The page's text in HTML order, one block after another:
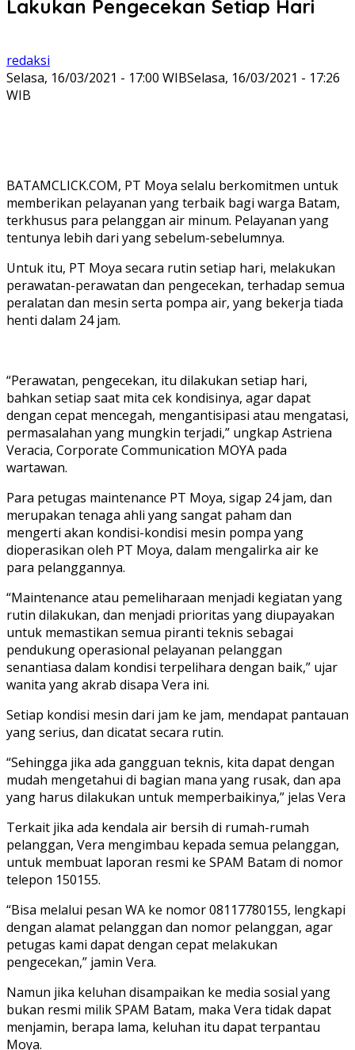
Lakukan Pengecekan Setiap Hari
redaksi
Selasa, 16/03/2021 - 17:00 WIBSelasa, 16/03/2021 - 17:26
WIB
BATAMCLICK.COM, PT Moya selalu berkomitmen untuk
memberikan pelayanan yang terbaik bagi warga Batam,
terkhusus para pelanggan air minum. Pelayanan yang
tentunya lebih dari yang sebelum-sebelumnya.
Untuk itu, PT Moya secara rutin setiap hari, melakukan
perawatan-perawatan dan pengecekan, terhadap semua
peralatan dan mesin serta pompa air, yang bekerja tiada
henti dalam 24 jam.
“Perawatan, pengecekan, itu dilakukan setiap hari,
bahkan setiap saat mita cek kondisinya, agar dapat
dengan cepat mencegah, mengantisipasi atau mengatasi,
permasalahan yang mungkin terjadi,” ungkap Astriena
Veracia, Corporate Communication MOYA pada
wartawan.
Para petugas maintenance PT Moya, sigap 24 jam, dan
merupakan tenaga ahli yang sangat paham dan
mengerti akan kondisi-kondisi mesin pompa yang
dioperasikan oleh PT Moya, dalam mengalirka air ke
para pelanggannya.
“Maintenance atau pemeliharaan menjadi kegiatan yang
rutin dilakukan, dan menjadi prioritas yang diupayakan
untuk memastikan semua piranti teknis sebagai
pendukung operasional pelayanan pelanggan
senantiasa dalam kondisi terpelihara dengan baik,” ujar
wanita yang akrab disapa Vera ini.
Setiap kondisi mesin dari jam ke jam, mendapat pantauan
yang serius, dan dicatat secara rutin.
“Sehingga jika ada gangguan teknis, kita dapat dengan
mudah mengetahui di bagian mana yang rusak, dan apa
yang harus dilakukan untuk memperbaikinya,” jelas Vera
Terkait jika ada kendala air bersih di rumah-rumah
pelanggan, Vera mengimbau kepada semua pelanggan,
untuk membuat laporan resmi ke SPAM Batam di nomor
telepon 150155.
“Bisa melalui pesan WA ke nomor 08117780155, lengkapi
dengan alamat pelanggan dan nomor pelanggan, agar
petugas kami dapat dengan cepat melakukan
pengecekan,” jamin Vera.
Namun jika keluhan disampaikan ke media sosial yang
bukan resmi milik SPAM Batam, maka Vera tidak dapat
menjamin, berapa lama, keluhan itu dapat terpantau
Moya.